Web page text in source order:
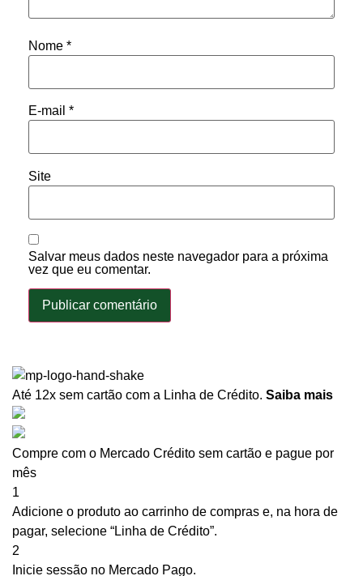
Nome *
E-mail *
Site
Salvar meus dados neste navegador para a próxima
vez que eu comentar.
Até 12x sem cartão com a Linha de Crédito. Saiba mais
Compre com o Mercado Crédito sem cartão e pague por
mês
1
Adicione o produto ao carrinho de compras e, na hora de
pagar, selecione “Linha de Crédito”.
2
Inicie sessão no Mercado Pago.